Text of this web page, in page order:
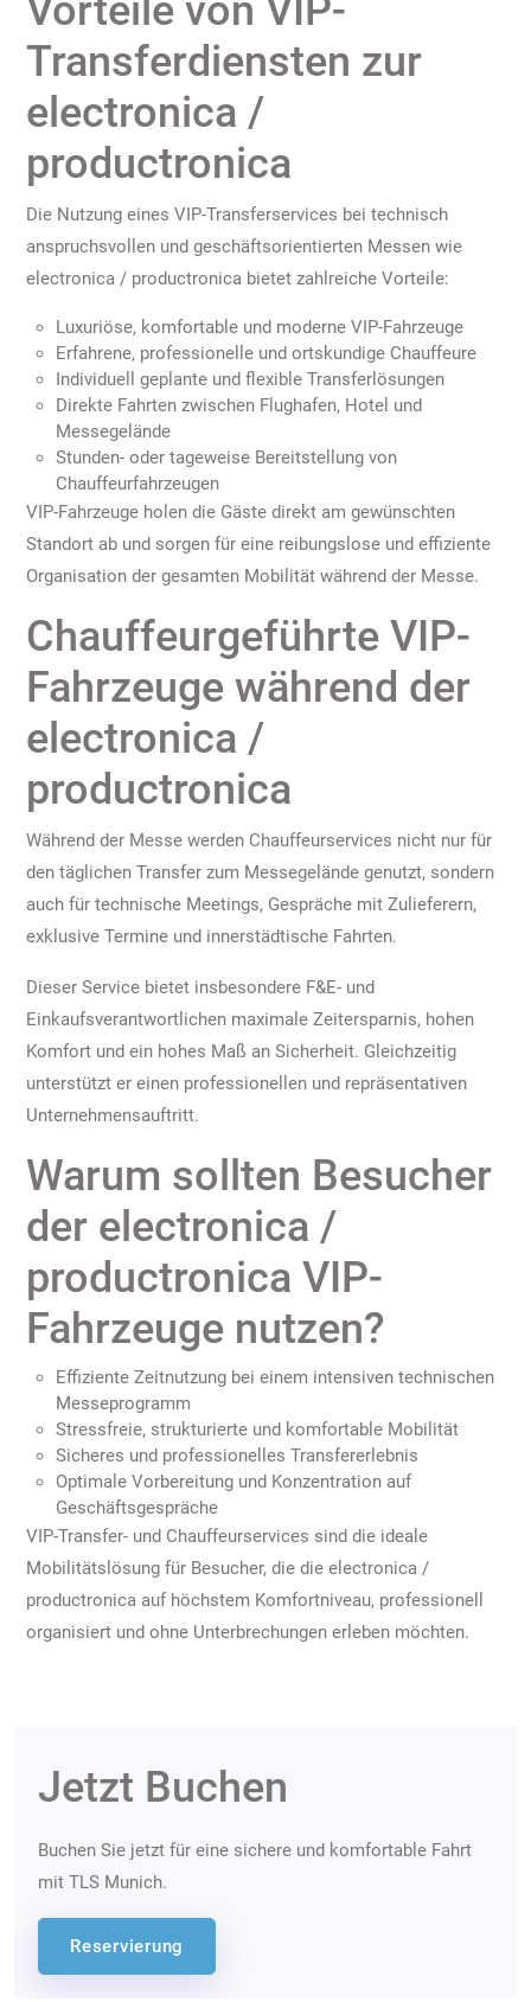
Vorteile von VIP-
Transferdiensten zur
electronica /
productronica
Die Nutzung eines VIP-Transferservices bei technisch
anspruchsvollen und geschäftsorientierten Messen wie
electronica / productronica bietet zahlreiche Vorteile:
Luxuriöse, komfortable und moderne VIP-Fahrzeuge
Erfahrene, professionelle und ortskundige Chauffeure
Individuell geplante und flexible Transferlösungen
Direkte Fahrten zwischen Flughafen, Hotel und
Messegelände
Stunden- oder tageweise Bereitstellung von
Chauffeurfahrzeugen
VIP-Fahrzeuge holen die Gäste direkt am gewünschten
Standort ab und sorgen für eine reibungslose und effiziente
Organisation der gesamten Mobilität während der Messe.
Chauffeurgeführte VIP-
Fahrzeuge während der
electronica /
productronica
Während der Messe werden Chauffeurservices nicht nur für
den täglichen Transfer zum Messegelände genutzt, sondern
auch für technische Meetings, Gespräche mit Zulieferern,
exklusive Termine und innerstädtische Fahrten.
Dieser Service bietet insbesondere F&E- und
Einkaufsverantwortlichen maximale Zeitersparnis, hohen
Komfort und ein hohes Maß an Sicherheit. Gleichzeitig
unterstützt er einen professionellen und repräsentativen
Unternehmensauftritt.
Warum sollten Besucher
der electronica /
productronica VIP-
Fahrzeuge nutzen?
Effiziente Zeitnutzung bei einem intensiven technischen
Messeprogramm
Stressfreie, strukturierte und komfortable Mobilität
Sicheres und professionelles Transfererlebnis
Optimale Vorbereitung und Konzentration auf
Geschäftsgespräche
VIP-Transfer- und Chauffeurservices sind die ideale
Mobilitätslösung für Besucher, die die electronica /
productronica auf höchstem Komfortniveau, professionell
organisiert und ohne Unterbrechungen erleben möchten.
Jetzt Buchen
Buchen Sie jetzt für eine sichere und komfortable Fahrt
mit TLS Munich.
Reservierung